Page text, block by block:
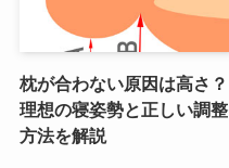
枕が合わない原因は高さ？
理想の寝姿勢と正しい調整
方法を解説